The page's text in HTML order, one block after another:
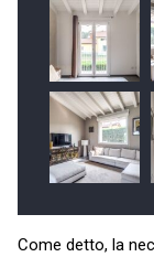
Come detto, la